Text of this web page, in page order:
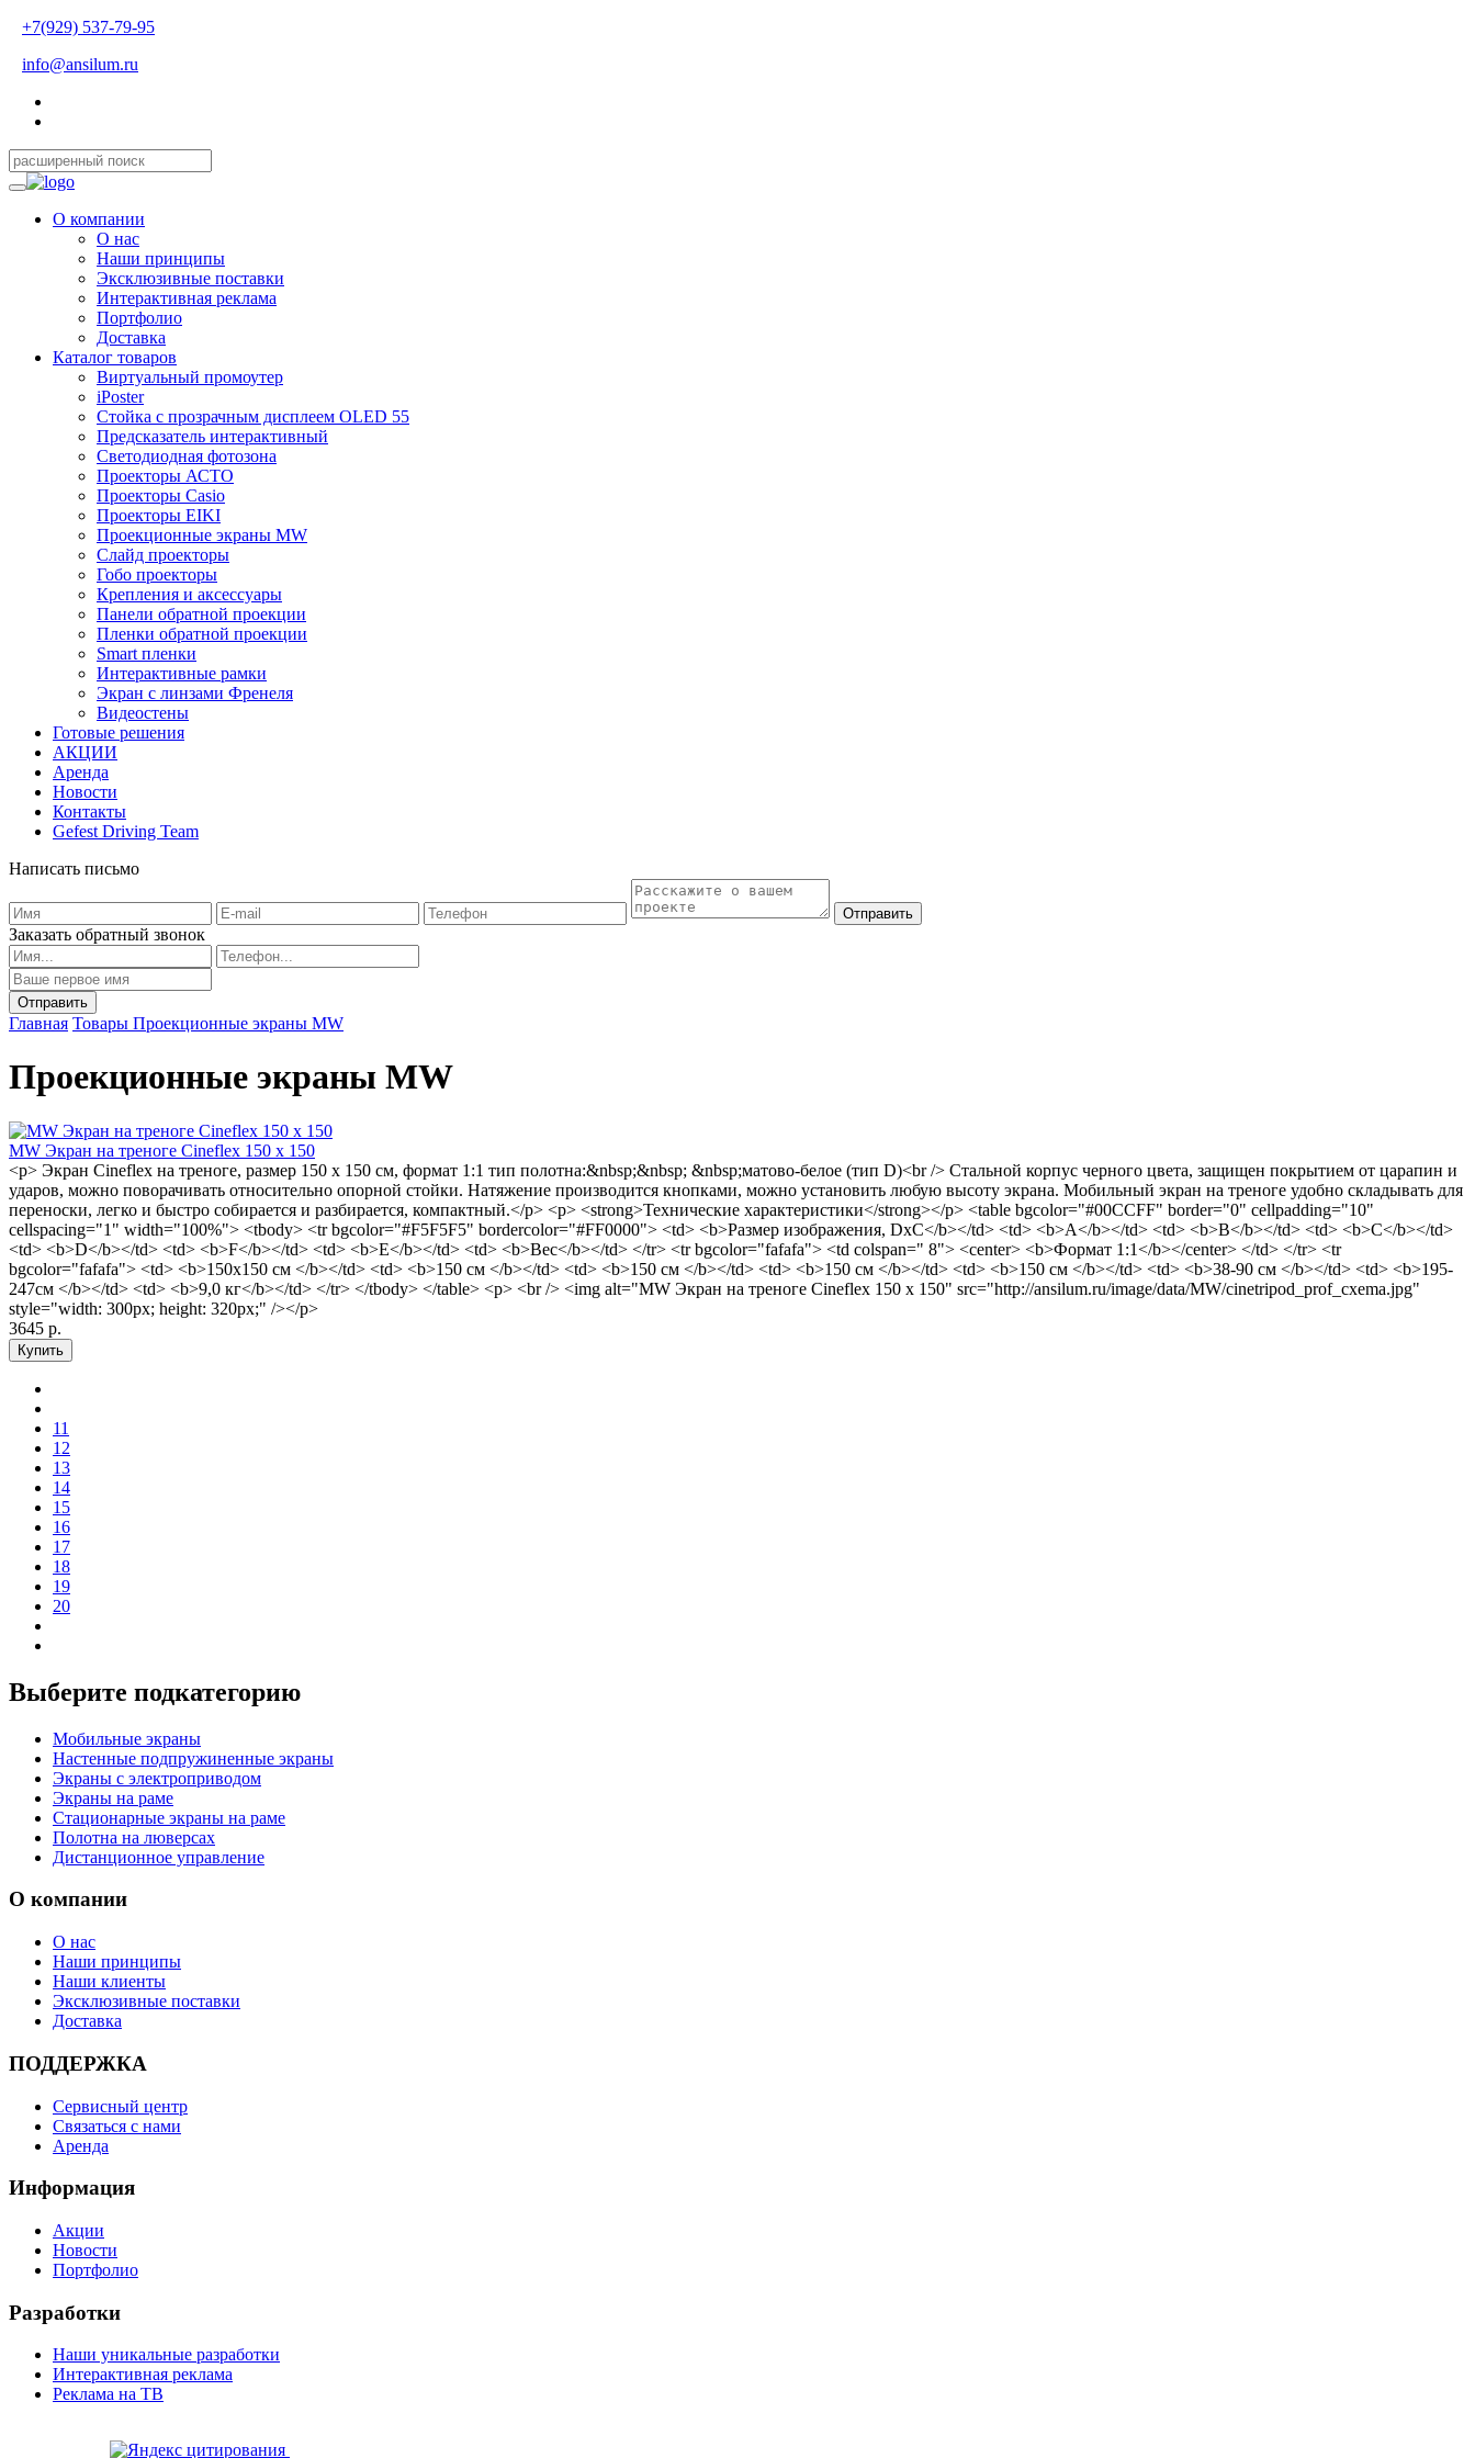
+7(929) 537-79-95
info@ansilum.ru
О компании
О нас
Наши принципы
Эксклюзивные поставки
Интерактивная реклама
Портфолио
Доставка
Каталог товаров
Виртуальный промоутер
iPoster
Стойка с прозрачным дисплеем OLED 55
Предсказатель интерактивный
Светодиодная фотозона
Проекторы АСТО
Проекторы Casio
Проекторы EIKI
Проекционные экраны MW
Слайд проекторы
Гобо проекторы
Крепления и аксессуары
Панели обратной проекции
Пленки обратной проекции
Smart пленки
Интерактивные рамки
Экран с линзами Френеля
Видеостены
Готовые решения
АКЦИИ
Аренда
Новости
Контакты
Gefest Driving Team
Написать письмо
Отправить
Заказать обратный звонок
Главная Товары Проекционные экраны MW
Проекционные экраны MW
MW Экран на треноге Cineflex 150 x 150
<p> Экран Cineflex на треноге, размер 150 x 150 см, формат 1:1 тип полотна:&nbsp;&nbsp; &nbsp;матово-белое (тип D)<br /> Стальной корпус черного цвета, защищен покрытием от царапин и
ударов, можно поворачивать относительно опорной стойки. Натяжение производится кнопками, можно установить любую высоту экрана. Мобильный экран на треноге удобно складывать для
переноски, легко и быстро собирается и разбирается, компактный.</p> <p> <strong>Технические характеристики</strong></p> <table bgcolor="#00CCFF" border="0" cellpadding="10"
cellspacing="1" width="100%"> <tbody> <tr bgcolor="#F5F5F5" bordercolor="#FF0000"> <td> <b>Размер изображения, DxC</b></td> <td> <b>А</b></td> <td> <b>В</b></td> <td> <b>С</b></td>
<td> <b>D</b></td> <td> <b>F</b></td> <td> <b>E</b></td> <td> <b>Вес</b></td> </tr> <tr bgcolor="fafafa"> <td colspan=" 8"> <center> <b>Формат 1:1</b></center> </td> </tr> <tr
bgcolor="fafafa"> <td> <b>150х150 см </b></td> <td> <b>150 см </b></td> <td> <b>150 см </b></td> <td> <b>150 см </b></td> <td> <b>150 см </b></td> <td> <b>38-90 см </b></td> <td> <b>195-
247см </b></td> <td> <b>9,0 кг</b></td> </tr> </tbody> </table> <p> <br /> <img alt="MW Экран на треноге Cineflex 150 x 150" src="http://ansilum.ru/image/data/MW/cinetripod_prof_cxema.jpg"
style="width: 300px; height: 320px;" /></p>
3645 р.
11
12
13
14
15
16
17
18
19
20
Выберите подкатегорию
Мобильные экраны
Настенные подпружиненные экраны
Экраны с электроприводом
Экраны на раме
Стационарные экраны на раме
Полотна на люверсах
Дистанционное управление
О компании
О нас
Наши принципы
Наши клиенты
Эксклюзивные поставки
Доставка
ПОДДЕРЖКА
Сервисный центр
Связаться с нами
Аренда
Информация
Акции
Новости
Портфолио
Разработки
Наши уникальные разработки
Интерактивная реклама
Реклама на ТВ